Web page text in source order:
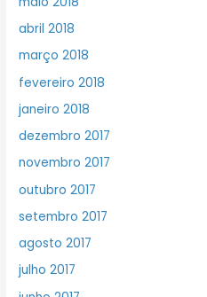
abril 2018
março 2018
fevereiro 2018
janeiro 2018
dezembro 2017
novembro 2017
outubro 2017
setembro 2017
agosto 2017
julho 2017